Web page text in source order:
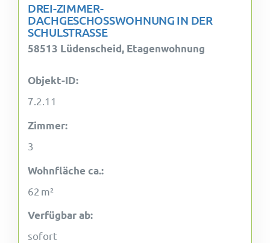
DREI-ZIMMER-
DACHGESCHOSSWOHNUNG IN DER
SCHULSTRASSE
58513 Lüdenscheid, Etagenwohnung
Objekt-ID:
7.2.11
Zimmer:
3
Wohnfläche ca.:
62 m²
Verfügbar ab:
sofort